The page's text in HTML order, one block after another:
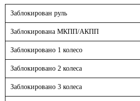
Заблокирован руль
Заблокирована МКПП/АКПП
Заблокировано 1 колесо
Заблокировано 2 колеса
Заблокировано 3 колеса